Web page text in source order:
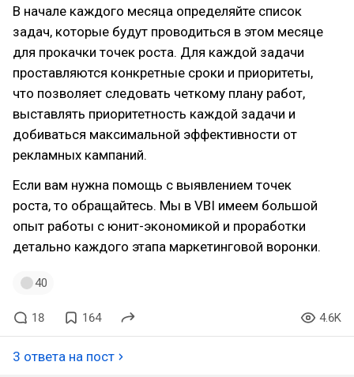
В начале каждого месяца определяйте список
задач, которые будут проводиться в этом месяце
для прокачки точек роста. Для каждой задачи
проставляются конкретные сроки и приоритеты,
что позволяет следовать четкому плану работ,
выставлять приоритетность каждой задачи и
добиваться максимальной эффективности от
рекламных кампаний.
Если вам нужна помощь с выявлением точек
роста, то обращайтесь. Мы в VBI имеем большой
опыт работы с юнит-экономикой и проработки
детально каждого этапа маркетинговой воронки.
40
18 164 4.6K
3 ответа на пост